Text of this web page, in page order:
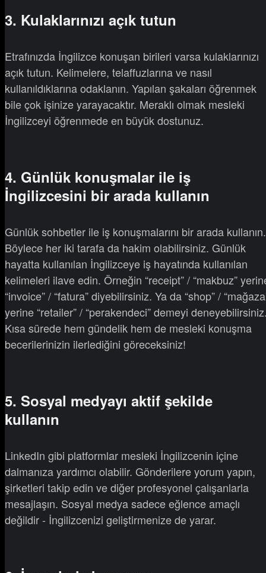
3. Kulaklarınızı açık tutun
Etrafınızda İngilizce konuşan birileri varsa kulaklarınızı
açık tutun. Kelimelere, telaffuzlarına ve nasıl
kullanıldıklarına odaklanın. Yapılan şakaları öğrenmek
bile çok işinize yarayacaktır. Meraklı olmak mesleki
İngilizceyi öğrenmede en büyük dostunuz.
4. Günlük konuşmalar ile iş
İngilizcesini bir arada kullanın
Günlük sohbetler ile iş konuşmalarını bir arada kullanın.
Böylece her iki tarafa da hakim olabilirsiniz. Günlük
hayatta kullanılan İngilizceye iş hayatında kullanılan
kelimeleri ilave edin. Örneğin “receipt” / “makbuz”
“invoice” / “fatura” diyebilirsiniz. Ya da “shop” /
yerine “retailer” / “perakendeci” demeyi
Kısa sürede hem gündelik hem de mesleki konuşma
becerilerinizin ilerlediğini göreceksiniz!
5. Sosyal medyayı aktif şekilde
kullanın
LinkedIn gibi platformlar mesleki İngilizcenin içine
dalmanıza yardımcı olabilir. Gönderilere yorum yapın,
şirketleri takip edin ve diğer profesyonel çalışanlarla
mesajlaşın. Sosyal medya sadece eğlence amaçlı
değildir - İngilizcenizi geliştirmenize de yarar.